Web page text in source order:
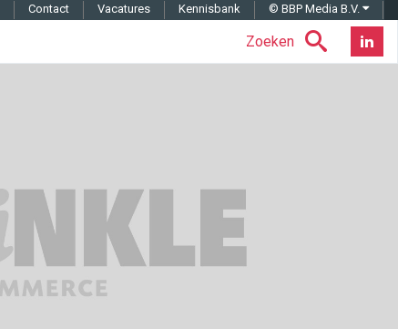
Zoeken
Contact Vacatures Kennisbank © BBP Media B.V.